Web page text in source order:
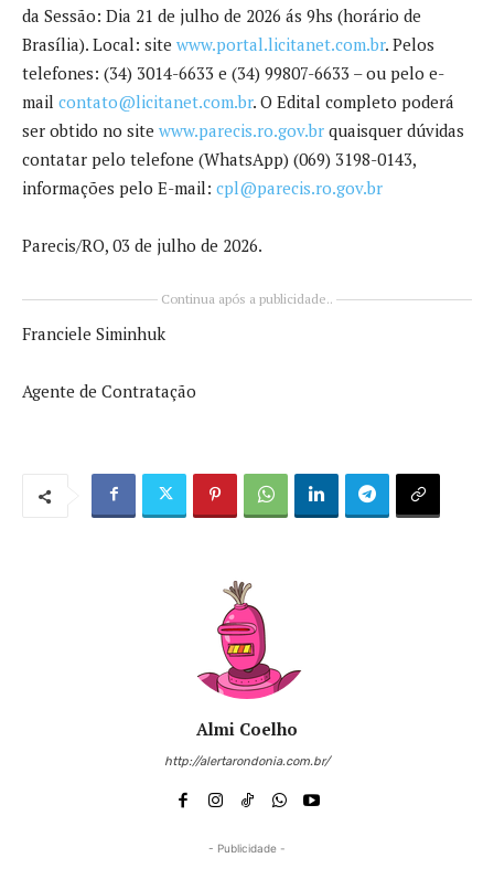
da Sessão: Dia 21 de julho de 2026 ás 9hs (horário de
Brasília). Local: site www.portal.licitanet.com.br. Pelos
telefones: (34) 3014-6633 e (34) 99807-6633 – ou pelo e-
mail contato@licitanet.com.br. O Edital completo poderá
ser obtido no site www.parecis.ro.gov.br quaisquer dúvidas
contatar pelo telefone (WhatsApp) (069) 3198-0143,
informações pelo E-mail: cpl@parecis.ro.gov.br
Parecis/RO, 03 de julho de 2026.
Continua após a publicidade..
Franciele Siminhuk
Agente de Contratação
Almi Coelho
http://alertarondonia.com.br/
- Publicidade -